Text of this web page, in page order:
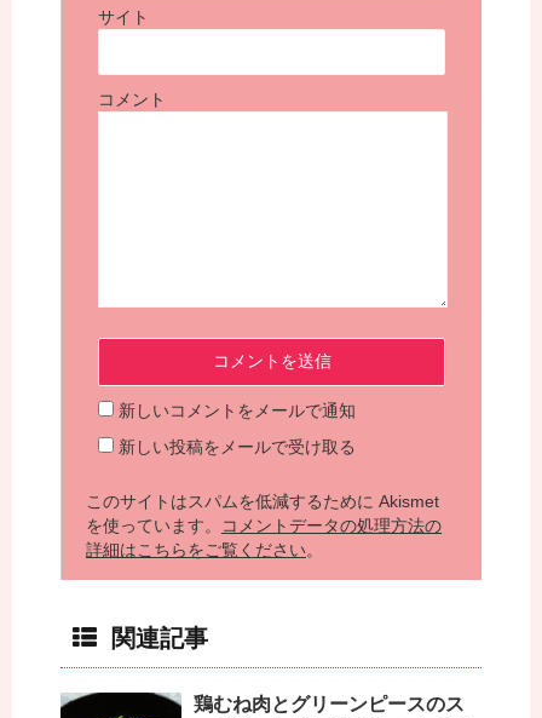
サイト
コメント
新しいコメントをメールで通知
新しい投稿をメールで受け取る
このサイトはスパムを低減するために Akismet
を使っています。
コメントデータの処理方法の
詳細はこちらをご覧ください。
関連記事
鶏むね肉とグリーンピースのス